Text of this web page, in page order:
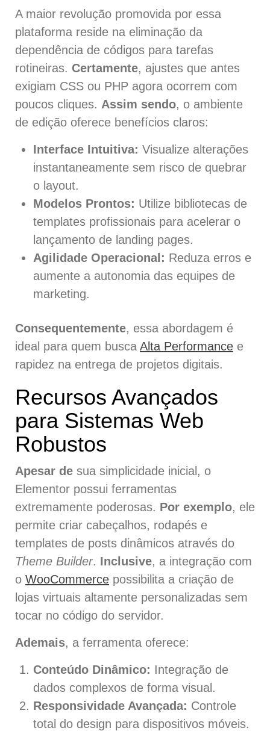
A maior revolução promovida por essa
plataforma reside na eliminação da
dependência de códigos para tarefas
rotineiras. Certamente, ajustes que antes
exigiam CSS ou PHP agora ocorrem com
poucos cliques. Assim sendo, o ambiente
de edição oferece benefícios claros:
Interface Intuitiva: Visualize alterações
instantaneamente sem risco de quebrar
o layout.
Modelos Prontos: Utilize bibliotecas de
templates profissionais para acelerar o
lançamento de landing pages.
Agilidade Operacional: Reduza erros e
aumente a autonomia das equipes de
marketing.
Consequentemente, essa abordagem é
ideal para quem busca Alta Performance e
rapidez na entrega de projetos digitais.
Recursos Avançados
para Sistemas Web
Robustos
Apesar de sua simplicidade inicial, o
Elementor possui ferramentas
extremamente poderosas. Por exemplo, ele
permite criar cabeçalhos, rodapés e
templates de posts dinâmicos através do
Theme Builder. Inclusive, a integração com
o WooCommerce possibilita a criação de
lojas virtuais altamente personalizadas sem
tocar no código do servidor.
Ademais, a ferramenta oferece:
Conteúdo Dinâmico: Integração de
dados complexos de forma visual.
Responsividade Avançada: Controle
total do design para dispositivos móveis.